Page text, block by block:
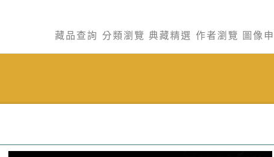
藏品查詢 分類瀏覽 典藏精選 作者瀏覽 圖像